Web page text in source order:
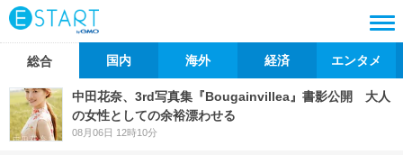
総合 国内 海外 経済 エンタメ
中田花奈、3rd写真集『Bougainvillea』書影公開 大人
の女性としての余裕漂わせる
08月06日 12時10分